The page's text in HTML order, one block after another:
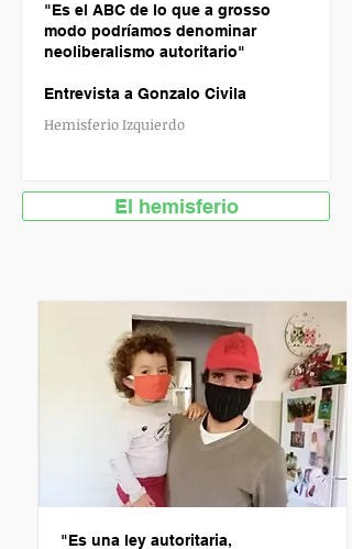
"Es el ABC de lo que a grosso
modo podríamos denominar
neoliberalismo autoritario"
Entrevista a Gonzalo Civila
Hemisferio Izquierdo
El hemisferio
"Es una ley autoritaria,